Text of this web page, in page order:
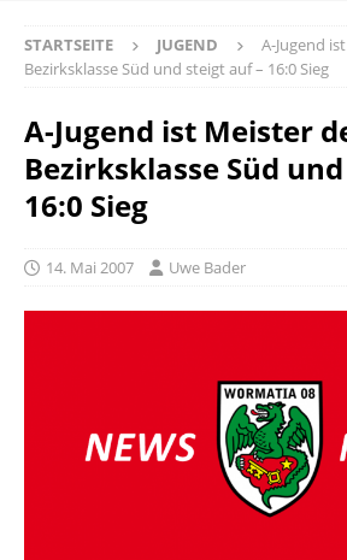
STARTSEITE JUGEND
A-Jugend
Bezirksklasse Süd und steigt auf – 16:0 Sieg
A-Jugend ist Meister
Bezirksklasse Süd
16:0 Sieg
14. Mai 2007 Uwe Bader